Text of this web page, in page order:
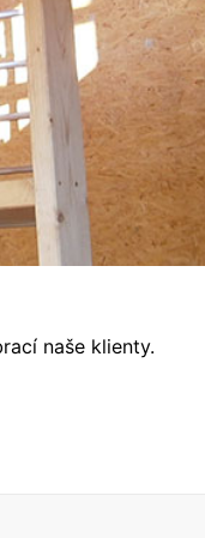
naše klienty.